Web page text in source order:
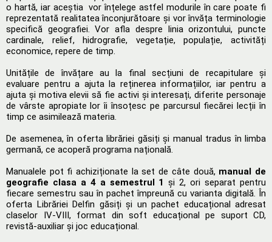
o hartă, iar aceștia vor înțelege astfel modurile în care poate fi
reprezentată realitatea înconjurătoare și vor învăța terminologie
specifică geografiei. Vor afla despre linia orizontului, puncte
cardinale, relief, hidrografie, vegetație, populație, activități
economice, repere de timp.
Unitățile de învățare au la final secțiuni de recapitulare și
evaluare pentru a ajuta la reținerea informațiilor, iar pentru a
ajuta și motiva elevii să fie activi și interesați, diferite personaje
de vârste apropiate lor îi însoțesc pe parcursul fiecărei lecții în
timp ce asimilează materia.
De asemenea, în oferta librăriei găsiți și manual tradus în limba
germană, ce acoperă programa națională.
Manualele pot fi achiziționate la set de câte două, manual de
geografie clasa a 4 a semestrul 1 și 2, ori separat pentru
fiecare semestru sau în pachet împreună cu varianta digitală. În
oferta Librăriei Delfin găsiți și un pachet educațional adresat
claselor IV-VIII, format din soft educațional pe suport CD,
revistă-auxiliar și joc educațional.